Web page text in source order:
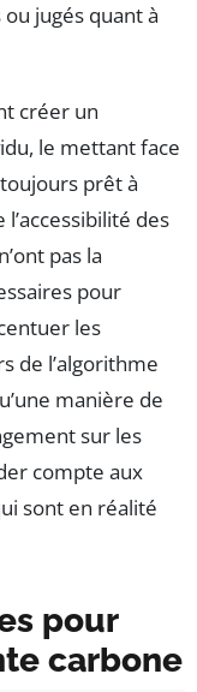
jugés quant à
créer un
le mettant face
toujours prêt à
des
pas la
pour
les
de l’algorithme
manière de
sur les
compte aux
sont en réalité
pour
carbone